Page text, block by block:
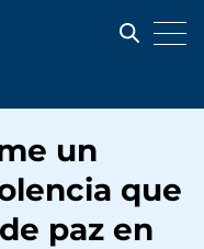
un
que
paz en